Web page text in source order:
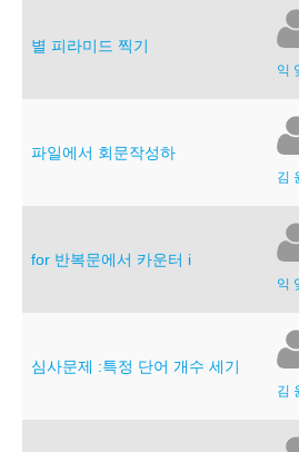
별 피라미드 찍기
익
파일에서 회문작성하
김
for 반복문에서 카운터 i
익
심사문제 :특정 단어 개수 세기
김